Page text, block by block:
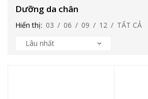
Dưỡng da chân
Hiển thị: 03 / 06 / 09 / 12 / TẤT CẢ